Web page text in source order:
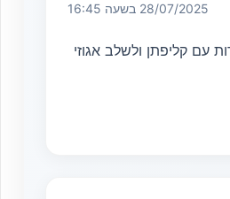
28/07/2025 בשעה 16:45
עם קליפתן ולשלב אגוזי